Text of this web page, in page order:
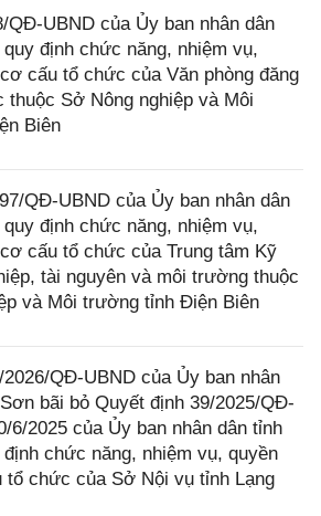
QĐ-UBND của Ủy ban nhân dân
định chức năng, nhiệm vụ,
cấu tổ chức của Văn phòng đăng
thuộc Sở Nông nghiệp và Môi
Biên
QĐ-UBND của Ủy ban nhân dân
định chức năng, nhiệm vụ,
cấu tổ chức của Trung tâm Kỹ
tài nguyên và môi trường thuộc
và Môi trường tỉnh Điện Biên
QĐ-UBND của Ủy ban nhân
bãi bỏ Quyết định 39/2025/QĐ-
6/2025 của Ủy ban nhân dân tỉnh
chức năng, nhiệm vụ, quyền
tổ chức của Sở Nội vụ tỉnh Lạng